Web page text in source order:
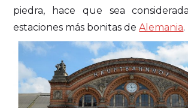
piedra, hace que sea
estaciones más bonitas deAlemania.